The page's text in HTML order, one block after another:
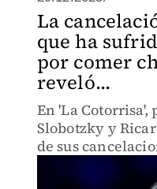
La
que ha
por comer
reveló...
En 'La Cotorrisa',
Slobotzky y
de sus